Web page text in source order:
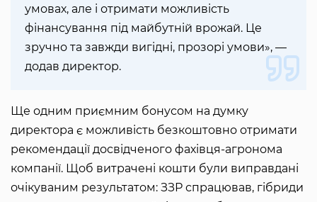
умовах, але і отримати можливість
фінансування під майбутній врожай. Це
зручно та завжди вигідні, прозорі умови», —
додав директор.
Ще одним приємним бонусом на думку
директора є можливість безкоштовно отримати
рекомендації досвідченого фахівця-агронома
компанії. Щоб витрачені кошти були виправдані
очікуваним результатом: ЗЗР спрацював, гібриди